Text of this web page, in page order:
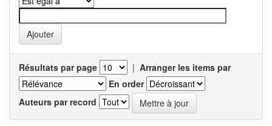
Résultats par page | Arranger les items par
En order
Auteurs par record